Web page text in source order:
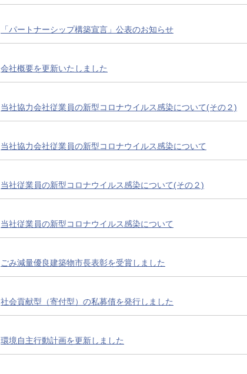
「パートナーシップ構築宣言」公表のお知らせ
会社概要を更新いたしました
当社協力会社従業員の新型コロナウイルス感染について(その２)
当社協力会社従業員の新型コロナウイルス感染について
当社従業員の新型コロナウイルス感染について(その２)
当社従業員の新型コロナウイルス感染について
ごみ減量優良建築物市長表彰を受賞しました
社会貢献型（寄付型）の私募債を発行しました
環境自主行動計画を更新しました